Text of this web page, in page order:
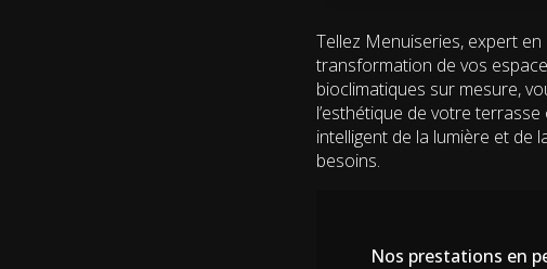
Tellez Menuiseries, expert
transformation de vos
bioclimatiques sur mesure,
l’esthétique de votre
intelligent de la lumière et de
besoins.
Nos prestations en